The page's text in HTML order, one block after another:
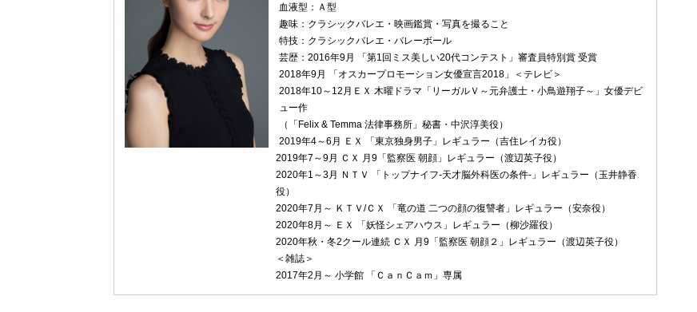
血液型：Ａ型
趣味：クラシックバレエ・映画鑑賞・写真を撮ること
特技：クラシックバレエ・バレーボール
芸歴：2016年9月 「第1回ミス美しい20代コンテスト」審査員特別賞 受賞
2018年9月 「オスカープロモーション女優宣言2018」＜テレビ＞
2018年10～12月ＥＸ 木曜ドラマ「リーガルＶ～元弁護士・小鳥遊翔子～」女優デビ
ュー作
（「Felix & Temma 法律事務所」秘書・中沢淳美役）
2019年4～6月 ＥＸ 「東京独身男子」レギュラー（吉住レイカ役）
2019年7～9月 ＣＸ 月9「監察医 朝顔」レギュラー（渡辺英子役）
2020年1～3月 ＮＴＶ 「トップナイフ-天才脳外科医の条件-」レギュラー（玉井静香
役）
2020年7月～ ＫＴＶ/ＣＸ 「竜の道 二つの顔の復讐者」レギュラー（安奈役）
2020年8月～ ＥＸ 「妖怪シェアハウス」レギュラー（柳沙羅役）
2020年秋・冬2クール連続 ＣＸ 月9「監察医 朝顔２」レギュラー（渡辺英子役）
＜雑誌＞
2017年2月～ 小学館 「ＣａｎＣａｍ」専属